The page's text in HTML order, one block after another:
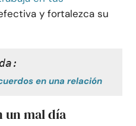
y fortalezca su
en una relación
un mal día